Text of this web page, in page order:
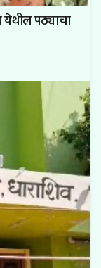
येथील पठ्याचा